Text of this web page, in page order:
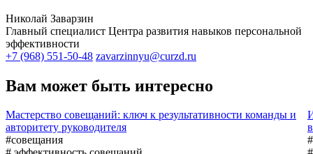
Николай Заварзин
Главный специалист Центра развития навыков персональной
эффективности
+7 (968) 551-50-48 zavarzinnyu@curzd.ru
Вам может быть интересно
Мастерство совещаний: ключ к результативности команды и
авторитету руководителя
#совещания